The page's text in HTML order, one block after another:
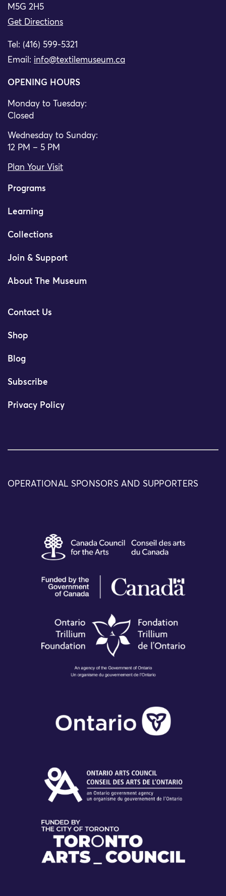
M5G 2H5
Get Directions
Tel: (416) 599-5321
Email: info@textilemuseum.ca
OPENING HOURS
Monday to Tuesday:
Closed
Wednesday to Sunday:
12 PM – 5 PM
Plan Your Visit
Programs
Learning
Collections
Join & Support
About The Museum
Contact Us
Shop
Blog
Subscribe
Privacy Policy
OPERATIONAL SPONSORS AND SUPPORTERS